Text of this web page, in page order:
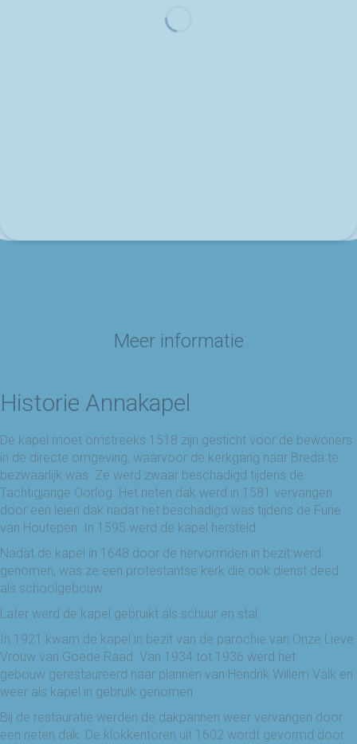
Meer informatie
Historie Annakapel
De kapel moet omstreeks 1518 zijn gesticht voor de bewoners
in de directe omgeving, waarvoor de kerkgang naar Breda te
bezwaarlijk was. Ze werd zwaar beschadigd tijdens de
Tachtigjarige Oorlog. Het rieten dak werd in 1581 vervangen
door een leien dak nadat het beschadigd was tijdens de Furie
van Houtepen. In 1595 werd de kapel hersteld.
Nadat de kapel in 1648 door de hervormden in bezit werd
genomen, was ze een protestantse kerk die ook dienst deed
als schoolgebouw.
Later werd de kapel gebruikt als schuur en stal.
In 1921 kwam de kapel in bezit van de parochie van Onze Lieve
Vrouw van Goede Raad. Van 1934 tot 1936 werd het
gebouw gerestaureerd naar plannen van Hendrik Willem Valk en
weer als kapel in gebruik genomen.
Bij de restauratie werden de dakpannen weer vervangen door
een rieten dak. De klokkentoren uit 1602 wordt gevormd door